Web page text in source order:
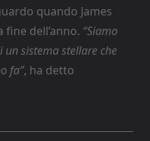
quando James
dell’anno. “Siamo
sistema stellare che
fa”, ha detto